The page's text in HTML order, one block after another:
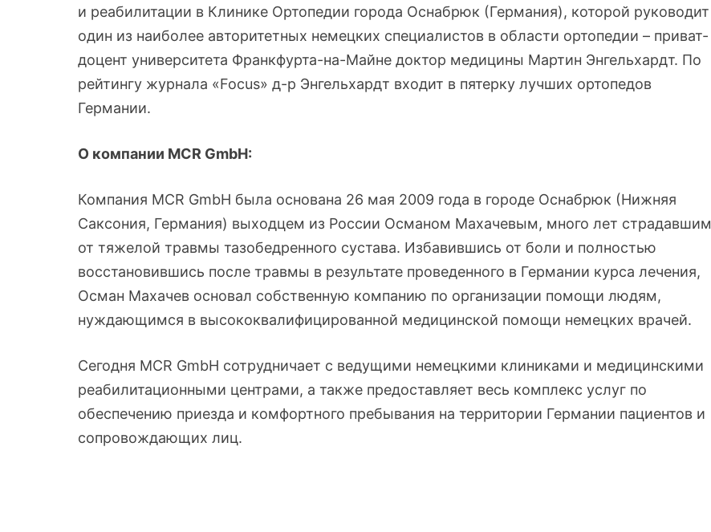
и реабилитации в Клинике Ортопедии города Оснабрюк (Германия), которой руководит
один из наиболее авторитетных немецких специалистов в области ортопедии – приват-
доцент университета Франкфурта-на-Майне доктор медицины Мартин Энгельхардт. По
рейтингу журнала «Focus» д-р Энгельхардт входит в пятерку лучших ортопедов
Германии.
О компании MCR GmbH:
Компания MCR GmbH была основана 26 мая 2009 года в городе Оснабрюк (Нижняя
Саксония, Германия) выходцем из России Османом Махачевым, много лет страдавшим
от тяжелой травмы тазобедренного сустава. Избавившись от боли и полностью
восстановившись после травмы в результате проведенного в Германии курса лечения,
Осман Махачев основал собственную компанию по организации помощи людям,
нуждающимся в высококвалифицированной медицинской помощи немецких врачей.
Сегодня MCR GmbH сотрудничает с ведущими немецкими клиниками и медицинскими
реабилитационными центрами, а также предоставляет весь комплекс услуг по
обеспечению приезда и комфортного пребывания на территории Германии пациентов и
сопровождающих лиц.